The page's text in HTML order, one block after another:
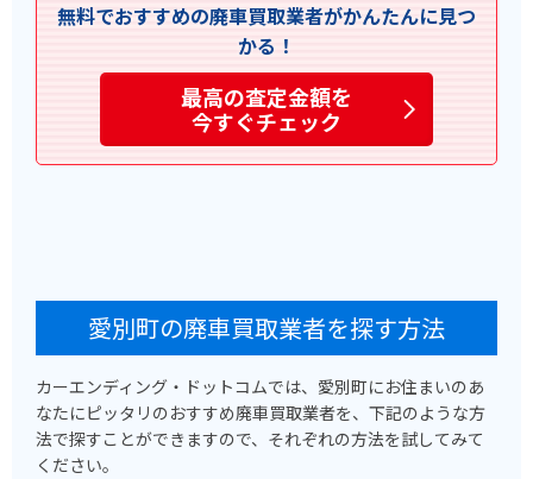
無料でおすすめの廃車買取業者がかんたんに見つ
かる！
最高の査定金額を
今すぐチェック
愛別町の廃車買取業者を探す方法
カーエンディング・ドットコムでは、愛別町にお住まいのあ
なたにピッタリのおすすめ廃車買取業者を、下記のような方
法で探すことができますので、それぞれの方法を試してみて
ください。